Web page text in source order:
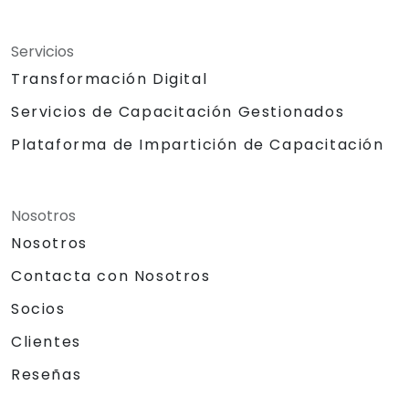
Servicios
Transformación Digital
Servicios de Capacitación Gestionados
Plataforma de Impartición de Capacitación
Nosotros
Nosotros
Contacta con Nosotros
Socios
Clientes
Reseñas